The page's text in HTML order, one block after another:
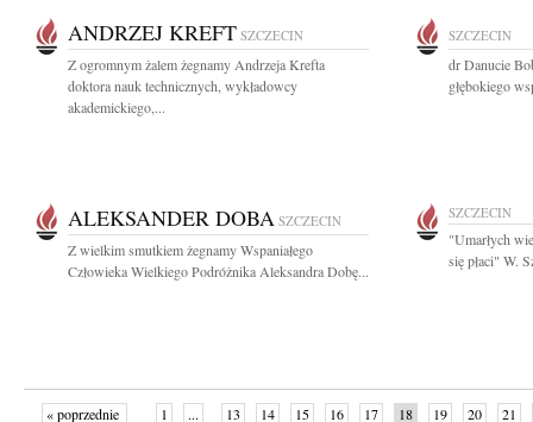
ANDRZEJ KREFT SZCZECIN
Z ogromnym żalem żegnamy Andrzeja Krefta
doktora nauk technicznych, wykładowcy
akademickiego,...
SZCZECIN
dr Danucie
głębokiego
ALEKSANDER DOBA SZCZECIN
Z wielkim smutkiem żegnamy Wspaniałego
Człowieka Wielkiego Podróżnika Aleksandra Dobę...
SZCZECIN
"Umarłych
się płaci" W.
« poprzednie 1 ... 13 14 15 16 17 18 19 20 21